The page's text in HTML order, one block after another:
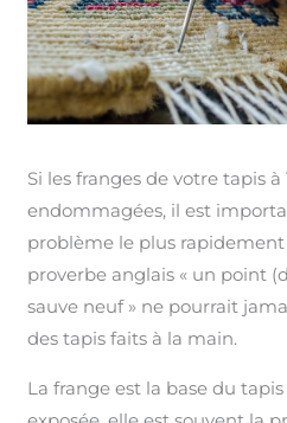
Si les franges de votre tapis
endommagées, il est
problème le plus rapidement
proverbe anglais « un point
sauve neuf » ne pourrait
des tapis faits à la main.
La frange est la base du